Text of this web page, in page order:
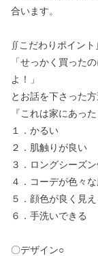
合います。
∬こだわりポイン
「せっかく買った
よ！」
とお話を下さった
『これは家にあっ
１．かるい
２．肌触りが良い
３．ロングシーズ
４．コーデが色々
５．顔色が良く見え
６．手洗いできる
〇デザイン○